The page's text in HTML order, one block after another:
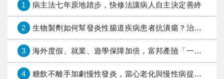
1 病主法七年原地踏步，快修法讓病人自主決定善終
2 生物製劑如何幫發炎性腸道疾病患者抗潰瘍？治療進展與健保給付困境一次看
3 海外度假、就業、遊學保障加倍，富邦產險「一期逐夢」專案加碼遠距醫療與緊急救援
4 糖飲不離手加劇慢性發炎，當心老化與慢性病提早報到